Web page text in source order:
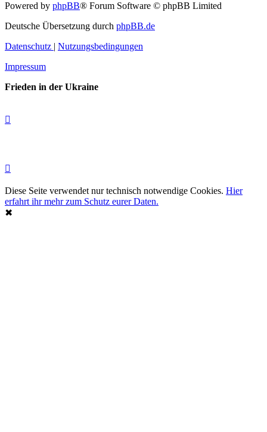
Powered by phpBB® Forum Software © phpBB Limited
Deutsche Übersetzung durch phpBB.de
Datenschutz | Nutzungsbedingungen
Impressum
Frieden in der Ukraine
Diese Seite verwendet nur technisch notwendige Cookies. Hier
erfahrt ihr mehr zum Schutz eurer Daten.
✖